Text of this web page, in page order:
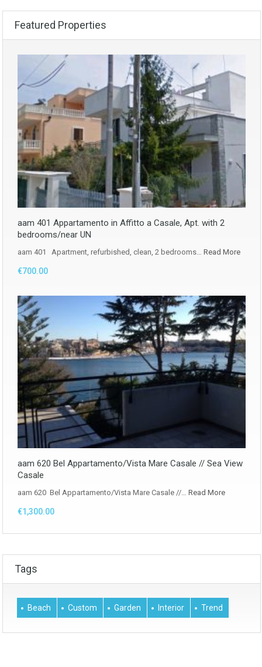
Featured Properties
aam 401 Appartamento in Affitto a Casale, Apt. with 2
bedrooms/near UN
aam 401 Apartment, refurbished, clean, 2 bedrooms… Read More
€700.00
aam 620 Bel Appartamento/Vista Mare Casale // Sea View
Casale
aam 620 Bel Appartamento/Vista Mare Casale //… Read More
€1,300.00
Tags
Beach Custom Garden Interior Trend